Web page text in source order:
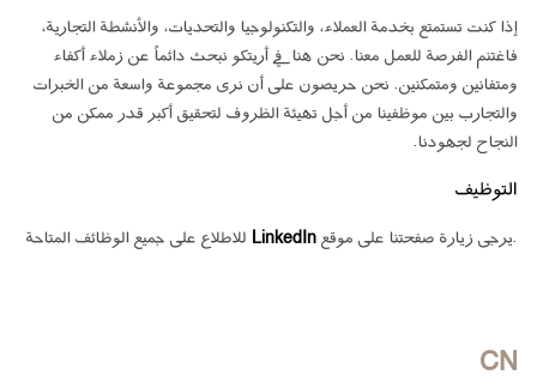
إذا كنت تستمتع بخدمة العملاء، والتكنولوجيا والتحديات، والأنشطة التجارية،
فاغتنم الفرصة للعمل معنا. نحن هنا في أريتكو نبحث دائماً عن زملاء أكفاء
ومتفانين ومتمكنين. نحن حريصون على أن نرى مجموعة واسعة من الخبرات
والتجارب بين موظفينا من أجل تهيئة الظروف لتحقيق أكبر قدر ممكن من
النجاح لجهودنا.
التوظيف
.يرجى زيارة صفحتنا على موقع LinkedIn للاطلاع على جميع الوظائف المتاحة
CN